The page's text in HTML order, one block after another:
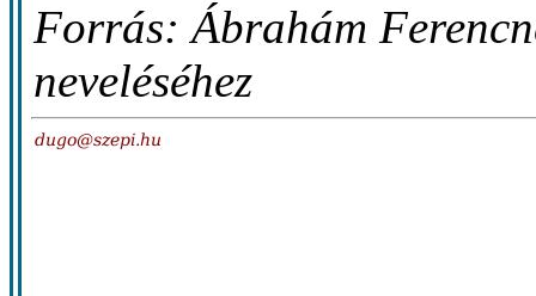
Forrás: Ábrahám
neveléséhez